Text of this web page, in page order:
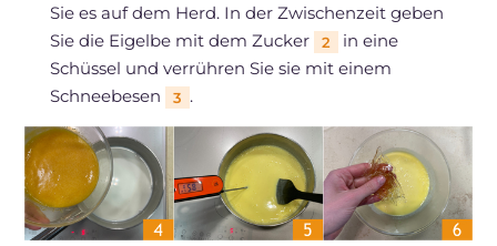
Sie es auf dem Herd. In der Zwischenzeit geben
Sie die Eigelbe mit dem Zucker
2
in eine
Schüssel und verrühren Sie sie mit einem
Schneebesen
3 .